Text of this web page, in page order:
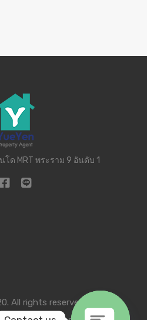
โด MRT พระราม 9 อันดับ 1
All rights reserved.